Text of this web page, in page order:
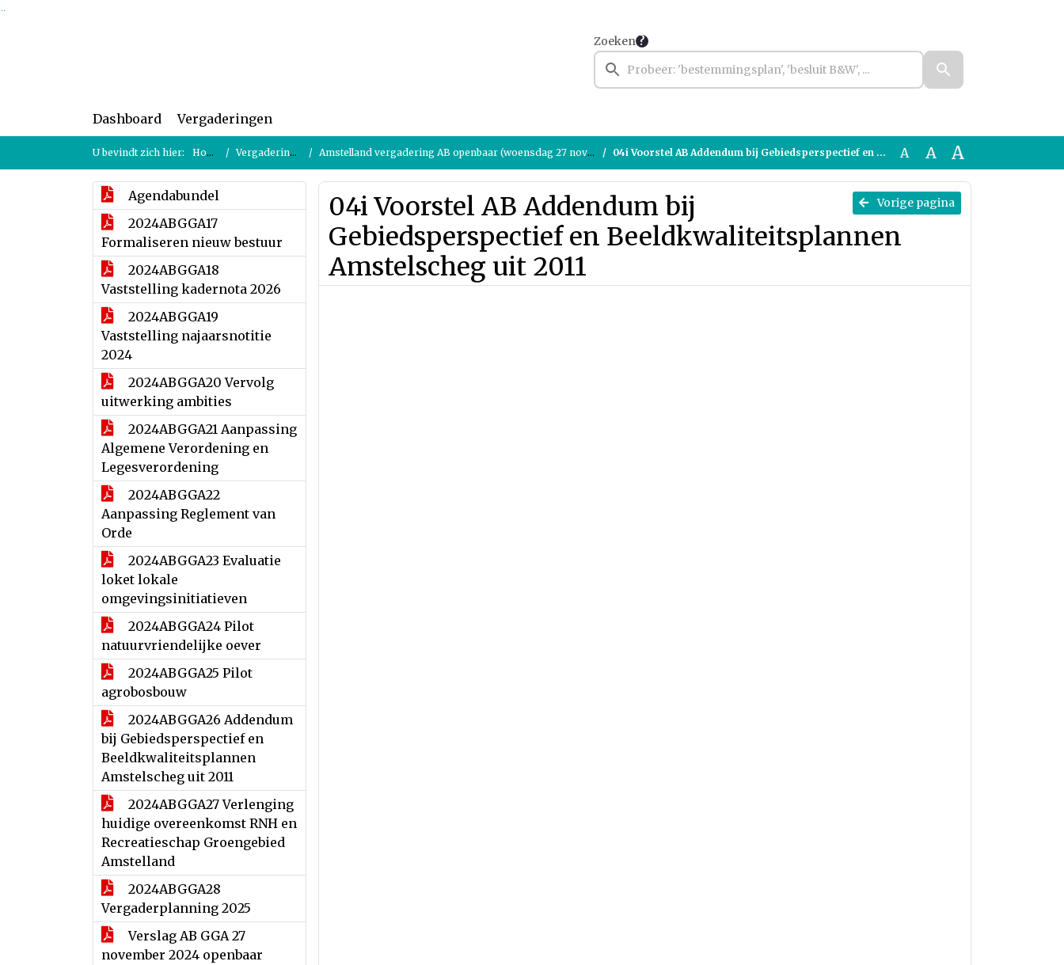
Zoeken
Dashboard Vergaderingen
U bevindt zich hier: Home Vergaderingen Amstelland vergadering AB openbaar (woensdag 27 november 2024) 04i Voorstel AB Addendum bij Gebiedsperspectief en Beeldkwaliteitsplannen Amstelscheg uit 2011 A A A
Agendabundel
2024ABGGA17
Formaliseren nieuw bestuur
2024ABGGA18
Vaststelling kadernota 2026
2024ABGGA19
Vaststelling najaarsnotitie
2024
2024ABGGA20 Vervolg
uitwerking ambities
2024ABGGA21 Aanpassing
Algemene Verordening en
Legesverordening
2024ABGGA22
Aanpassing Reglement van
Orde
2024ABGGA23 Evaluatie
loket lokale
omgevingsinitiatieven
2024ABGGA24 Pilot
natuurvriendelijke oever
2024ABGGA25 Pilot
agrobosbouw
2024ABGGA26 Addendum
bij Gebiedsperspectief en
Beeldkwaliteitsplannen
Amstelscheg uit 2011
2024ABGGA27 Verlenging
huidige overeenkomst RNH en
Recreatieschap Groengebied
Amstelland
2024ABGGA28
Vergaderplanning 2025
Verslag AB GGA 27
november 2024 openbaar
Vorige pagina
04i Voorstel AB Addendum bij
Gebiedsperspectief en Beeldkwaliteitsplannen
Amstelscheg uit 2011